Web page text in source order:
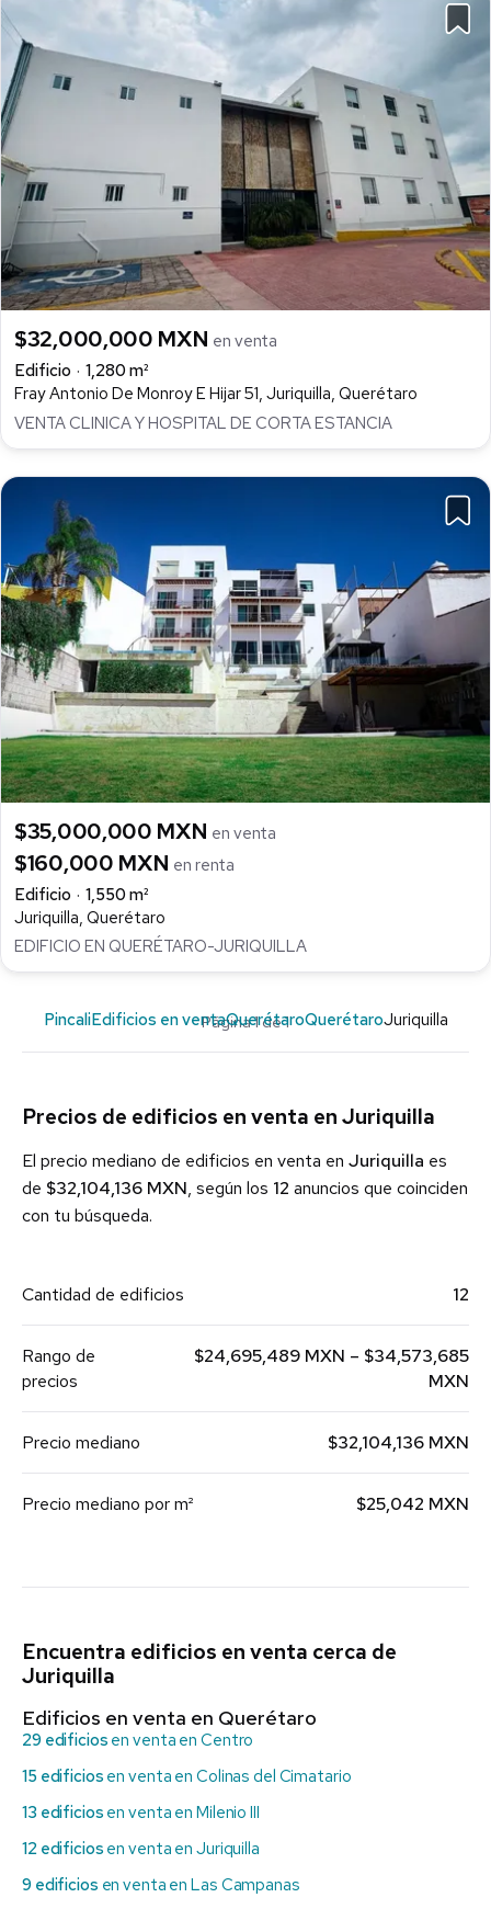
$32,000,000 MXN en venta
Edificio
1,280 m²
Fray Antonio De Monroy E Hijar 51, Juriquilla, Querétaro
VENTA CLINICA Y HOSPITAL DE CORTA ESTANCIA
$35,000,000 MXN en venta
$160,000 MXN en renta
Edificio
1,550 m²
Juriquilla, Querétaro
EDIFICIO EN QUERÉTARO-JURIQUILLA
Página 1 de 1
PincaliEdificios en ventaQuerétaroQuerétaroJuriquilla
Precios de edificios en venta en Juriquilla
El precio mediano de edificios en venta en Juriquilla es
de $32,104,136 MXN, según los 12 anuncios que coinciden
con tu búsqueda.
Cantidad de edificios 12
Rango de
precios
$24,695,489 MXN – $34,573,685
MXN
Precio mediano $32,104,136 MXN
Precio mediano por m² $25,042 MXN
Encuentra edificios en venta cerca de
Juriquilla
Edificios en venta en Querétaro
29 edificios en venta en Centro
15 edificios en venta en Colinas del Cimatario
13 edificios en venta en Milenio III
12 edificios en venta en Juriquilla
9 edificios en venta en Las Campanas